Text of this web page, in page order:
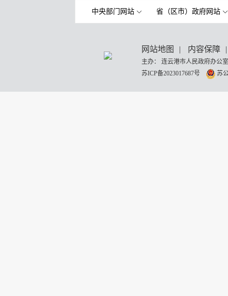
中央部门网站 省（区市）政府网站
网站地图 | 内容保障 |
主办： 连云港市人民政府办
苏ICP备2023017687号
苏